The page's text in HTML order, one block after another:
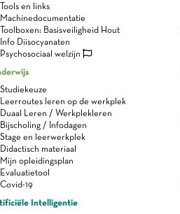
Tools en links
Machinedocumentatie
Toolboxen: Basisveiligheid Hout
Info Diisocyanaten
Psychosociaal welzijn
Studiekeuze
Leerroutes leren op de werkplek
Duaal Leren / Werkplekleren
Bijscholing / Infodagen
Stage en leerwerkplek
Didactisch materiaal
Mijn opleidingsplan
Evaluatietool
Covid-19
Intelligentie